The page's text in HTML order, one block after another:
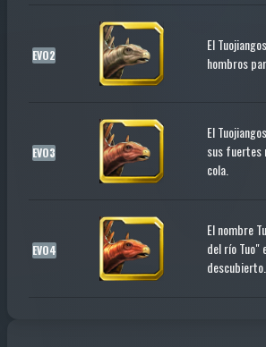
EVO2
El
hombros
EVO3
El
sus fuertes
cola.
EVO4
El nombre
del río Tuo"
descubierto.